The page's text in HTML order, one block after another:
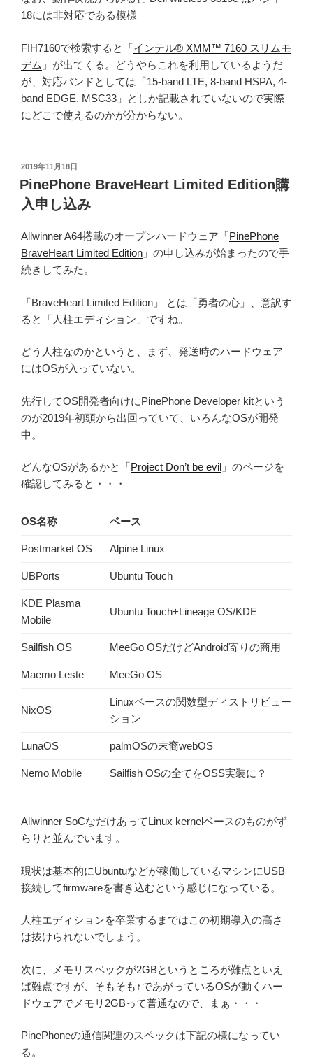
18には非対応である模様
FIH7160で検索すると「インテル® XMM™ 7160 スリムモ
デム 」が出てくる。どうやらこれを利用しているようだ
が、対応バンドとしては「15-band LTE, 8-band HSPA, 4-
band EDGE, MSC33」としか記載されていないので実際
にどこで使えるのかが分からない。
投
稿
日:
2019年11月18日
PinePhone BraveHeart Limited Edition購
入申し込み
Allwinner A64搭載のオープンハードウェア「PinePhone
BraveHeart Limited Edition 」の申し込みが始まったので手
続きしてみた。
「BraveHeart Limited Edition」 とは「勇者の心」、意訳す
ると「人柱エディション」ですね。
どう人柱なのかというと、まず、発送時のハードウェア
にはOSが入っていない。
先行してOS開発者向けにPinePhone Developer kitという
のが2019年初頭から出回っていて、いろんなOSが開発
中。
どんなOSがあるかと「Project Don’t be evil 」のページを
確認してみると・・・
OS名称 ベース
Postmarket OS Alpine Linux
UBPorts Ubuntu Touch
KDE Plasma
Mobile
Ubuntu Touch+Lineage OS/KDE
Sailfish OS MeeGo OSだけどAndroid寄りの商用
Maemo Leste MeeGo OS
NixOS
Linuxベースの関数型ディストリビュー
ション
LunaOS palmOSの末裔webOS
Nemo Mobile Sailfish OSの全てをOSS実装に？
Allwinner SoCなだけあってLinux kernelベースのものがず
らりと並んでいます。
現状は基本的にUbuntuなどが稼働しているマシンにUSB
接続してfirmwareを書き込むという感じになっている。
人柱エディションを卒業するまではこの初期導入の高さ
は抜けられないでしょう。
次に、メモリスペックが2GBというところが難点といえ
ば難点ですが、そもそも↑であがっているOSが動くハー
ドウェアでメモリ2GBって普通なので、まぁ・・・
PinePhoneの通信関連のスペックは下記の様になってい
る。